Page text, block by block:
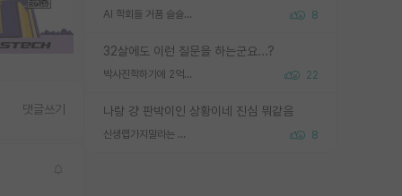
AI 학회들 거품 슬슬 지적이 나오네요 8
32살에도 이런 질문을 하는군요...?
박사진학하기에 2억은 괜찮은 (?) 정도의 경제력인가요 22
나랑 걍 판박이인 상황이네 진심 뭐같음
신생랩가지말라는 이유가 있었구나 8
댓글쓰기